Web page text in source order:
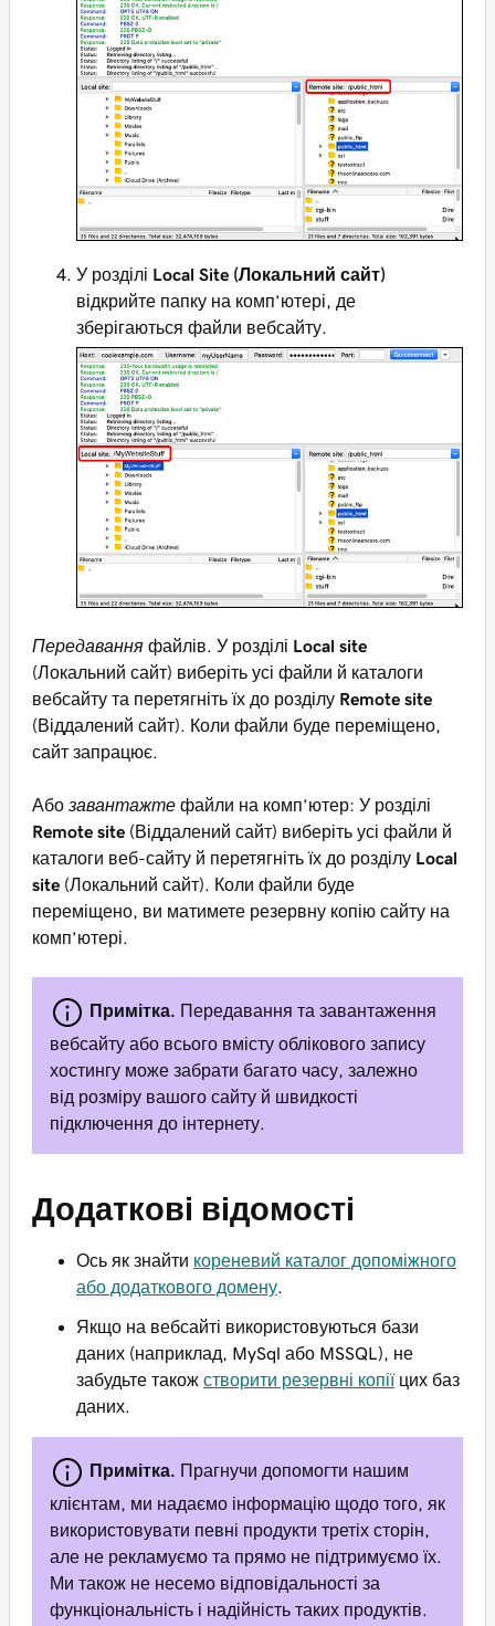
У розділі Local Site (Локальний сайт)
відкрийте папку на комп’ютері, де
зберігаються файли вебсайту.
Передавання файлів. У розділі Local site
(Локальний сайт) виберіть усі файли й каталоги
вебсайту та перетягніть їх до розділу Remote site
(Віддалений сайт). Коли файли буде переміщено,
сайт запрацює.
Або завантажте файли на комп’ютер: У розділі
Remote site (Віддалений сайт) виберіть усі файли й
каталоги веб-сайту й перетягніть їх до розділу Local
site (Локальний сайт). Коли файли буде
переміщено, ви матимете резервну копію сайту на
комп’ютері.
Примітка. Передавання та завантаження
вебсайту або всього вмісту облікового запису
хостингу може забрати багато часу, залежно
від розміру вашого сайту й швидкості
підключення до інтернету.
Додаткові відомості
Ось як знайти кореневий каталог допоміжного
або додаткового домену
Якщо на вебсайті використовуються бази
даних (наприклад, MySql або MSSQL), не
забудьте також створити резервні копіїцих баз
даних.
Примітка. Прагнучи допомогти нашим
клієнтам, ми надаємо інформацію щодо того, як
використовувати певні продукти третіх сторін,
але не рекламуємо та прямо не підтримуємо їх.
Ми також не несемо відповідальності за
функціональність і надійність таких продуктів.